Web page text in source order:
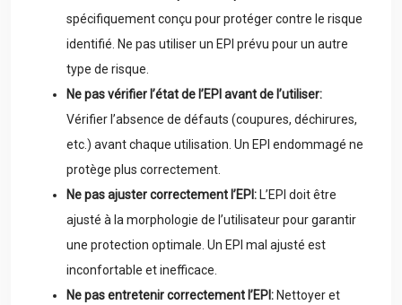
spécifiquement conçu pour protéger contre le risque
identifié. Ne pas utiliser un EPI prévu pour un autre
type de risque.
Ne pas vérifier l’état de l’EPI avant de l’utiliser:
Vérifier l’absence de défauts (coupures, déchirures,
etc.) avant chaque utilisation. Un EPI endommagé ne
protège plus correctement.
Ne pas ajuster correctement l’EPI: L’EPI doit être
ajusté à la morphologie de l’utilisateur pour garantir
une protection optimale. Un EPI mal ajusté est
inconfortable et inefficace.
Ne pas entretenir correctement l’EPI: Nettoyer et